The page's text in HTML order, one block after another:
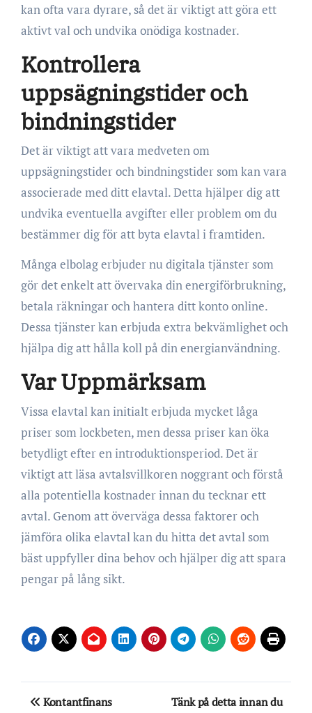
kan ofta vara dyrare, så det är viktigt att göra ett
aktivt val och undvika onödiga kostnader.
Kontrollera
uppsägningstider och
bindningstider
Det är viktigt att vara medveten om
uppsägningstider och bindningstider som kan vara
associerade med ditt elavtal. Detta hjälper dig att
undvika eventuella avgifter eller problem om du
bestämmer dig för att byta elavtal i framtiden.
Många elbolag erbjuder nu digitala tjänster som
gör det enkelt att övervaka din energiförbrukning,
betala räkningar och hantera ditt konto online.
Dessa tjänster kan erbjuda extra bekvämlighet och
hjälpa dig att hålla koll på din energianvändning.
Var Uppmärksam
Vissa elavtal kan initialt erbjuda mycket låga
priser som lockbeten, men dessa priser kan öka
betydligt efter en introduktionsperiod. Det är
viktigt att läsa avtalsvillkoren noggrant och förstå
alla potentiella kostnader innan du tecknar ett
avtal. Genom att överväga dessa faktorer och
jämföra olika elavtal kan du hitta det avtal som
bäst uppfyller dina behov och hjälper dig att spara
pengar på lång sikt.
Inläggsnavigering
Kontantfinans Tänk på detta innan du